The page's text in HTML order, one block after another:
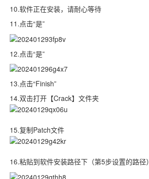
10.软件正在安装，请耐心等待
11.点击“是”
12.点击“是”
13.点击“Finish”
14.双击打开【Crack】文件夹
15.复制Patch文件
16.粘贴到软件安装路径下（第5步设置的路径）